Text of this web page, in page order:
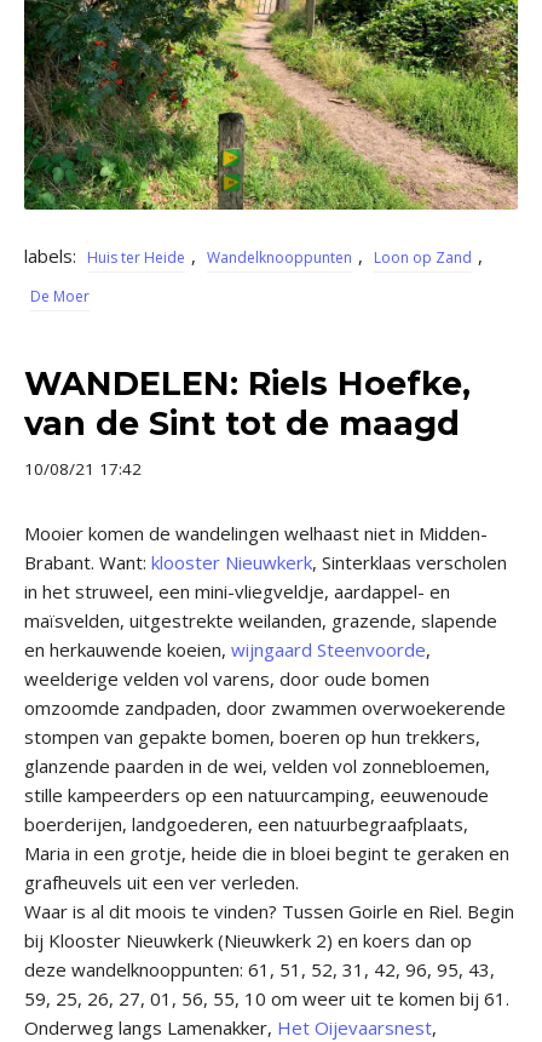
labels: Huis ter Heide , Wandelknooppunten , Loon op Zand ,
De Moer
WANDELEN: Riels Hoefke,
van de Sint tot de maagd
10/08/21 17:42
Mooier komen de wandelingen welhaast niet in Midden-
Brabant. Want: klooster Nieuwkerk, Sinterklaas verscholen
in het struweel, een mini-vliegveldje, aardappel- en
maïsvelden, uitgestrekte weilanden, grazende, slapende
en herkauwende koeien, wijngaard Steenvoorde,
weelderige velden vol varens, door oude bomen
omzoomde zandpaden, door zwammen overwoekerende
stompen van gepakte bomen, boeren op hun trekkers,
glanzende paarden in de wei, velden vol zonnebloemen,
stille kampeerders op een natuurcamping, eeuwenoude
boerderijen, landgoederen, een natuurbegraafplaats,
Maria in een grotje, heide die in bloei begint te geraken en
grafheuvels uit een ver verleden.
Waar is al dit moois te vinden? Tussen Goirle en Riel. Begin
bij Klooster Nieuwkerk (Nieuwkerk 2) en koers dan op
deze wandelknooppunten: 61, 51, 52, 31, 42, 96, 95, 43,
59, 25, 26, 27, 01, 56, 55, 10 om weer uit te komen bij 61.
Onderweg langs Lamenakker, Het Oijevaarsnest,